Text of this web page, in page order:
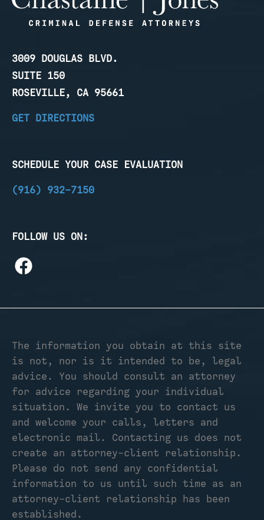
3009 DOUGLAS BLVD.
SUITE 150
ROSEVILLE, CA 95661
GET DIRECTIONS
SCHEDULE YOUR CASE EVALUATION
(916) 932-7150
FOLLOW US ON:
The information you obtain at this site
is not, nor is it intended to be, legal
advice. You should consult an attorney
for advice regarding your individual
situation. We invite you to contact us
and welcome your calls, letters and
electronic mail. Contacting us does not
create an attorney-client relationship.
Please do not send any confidential
information to us until such time as an
attorney-client relationship has been
established.